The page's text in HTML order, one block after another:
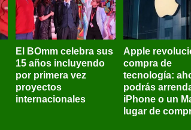
El BOmm celebra sus
15 años incluyendo
por primera vez
proyectos
internacionales
Apple
compra de
tecnología:
podrás
iPhone o un
lugar de